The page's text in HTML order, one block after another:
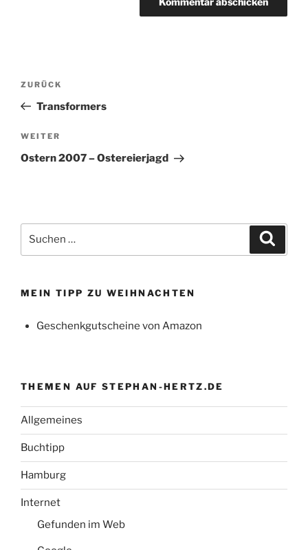
Beitragsnavigation
Vorheriger
Beitrag
ZURÜCK
Transformers
Nächster
Beitrag
WEITER
Ostern 2007 – Ostereierjagd
nach:
MEIN TIPP ZU WEIHNACHTEN
Geschenkgutscheine von Amazon
THEMEN AUF STEPHAN-HERTZ.DE
Allgemeines
Buchtipp
Hamburg
Internet
Gefunden im Web